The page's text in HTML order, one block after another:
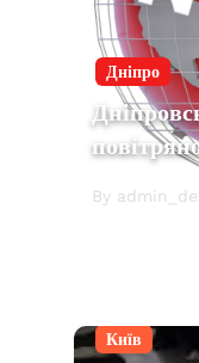
Дніпро
By
Київ